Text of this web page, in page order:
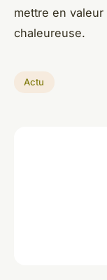
mettre en
chaleureuse.
Actu